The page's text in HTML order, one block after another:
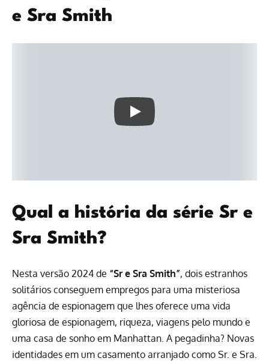
e Sra Smith
Qual a história da série Sr e
Sra Smith?
Nesta versão 2024 de “Sr e Sra Smith”, dois estranhos
solitários conseguem empregos para uma misteriosa
agência de espionagem que lhes oferece uma vida
gloriosa de espionagem, riqueza, viagens pelo mundo e
uma casa de sonho em Manhattan. A pegadinha? Novas
identidades em um casamento arranjado como Sr. e Sra.